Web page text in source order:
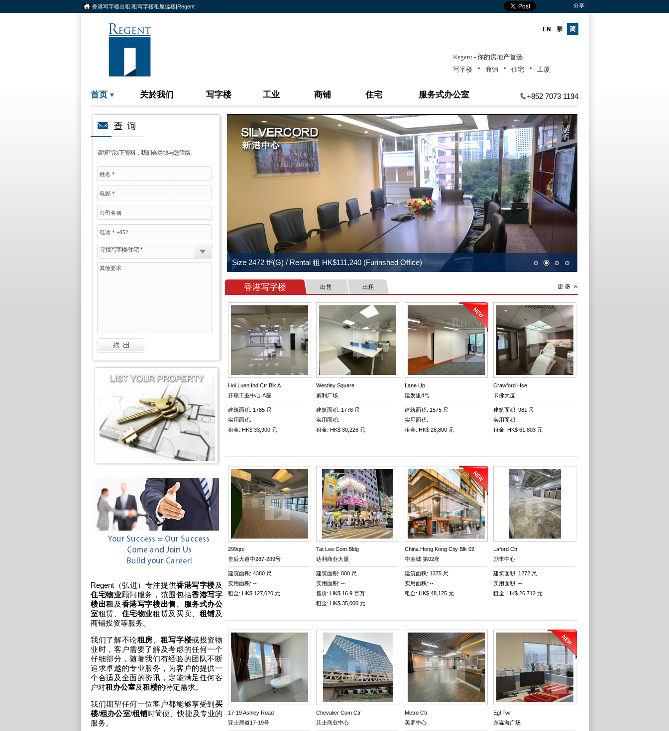
香港写字楼出租|租写字楼租屋搵楼|Regent 分享:
Regent - 你的房地产首选
写字楼
・ 商铺 ・ 住宅 ・ 工厦
首页 关於我们 写字楼 工业 商铺 住宅 服务式办公室 +852 7073 1194
请填写以下资料，我们会尽快与您联络。
寻找写字楼/住宅 *
Regent（弘进）专注提供香港写字楼及
住宅物业顾问服务，范围包括香港写字
楼出租 及 香港写字楼出售
服务式办公
室租赁、 住宅物业租赁及买卖、 租铺及
商铺投资等服务。
我们了解不论租房 租写字楼或投资物
业时，客户需要了解及考虑的任何一个
仔细部分，随著我们有经验的团队不断
追求卓越的专业服务，为客户的提供一
个合适及全面的资讯，定能满足任何客
户对租办公室及租楼的特定需求。
我们期望任何一位客户都能够享受到 买
楼/租办公室/租铺时简便、快捷及专业的
服务。
香港写字楼 出售 出租
Hoi Luen Ind Ctr Blk A
开联工业中心 A座
建筑面积: 1785 尺
实用面积: --
租金: HK$ 33,900 元
Westley Square
威利广场
建筑面积: 1778 尺
实用面积: --
租金: HK$ 30,226 元
Lane Up
建发里4号
建筑面积: 1575 尺
实用面积: --
租金: HK$ 28,800 元
Crawford Hse
卡佛大厦
建筑面积: 981 尺
实用面积: --
租金: HK$ 61,803 元
299qrc
皇后大道中287-299号
建筑面积: 4380 尺
实用面积: --
租金: HK$ 127,020 元
Tat Lee Com Bldg
达利商业大厦
建筑面积: 800 尺
实用面积: --
售价: HK$ 16.9 百万
租金: HK$ 35,000 元
China Hong Kong City Blk 02
中港城 第02座
建筑面积: 1375 尺
实用面积: --
租金: HK$ 48,125 元
Laford Ctr
励丰中心
建筑面积: 1272 尺
实用面积: --
租金: HK$ 26,712 元
17-19 Ashley Road
亚士厘道17-19号
Chevalier Com Ctr
其士商业中心
Metro Ctr
美罗中心
Egl Twr
东瀛游广场